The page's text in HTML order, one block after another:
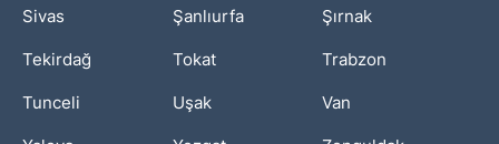
Sivas Şanlıurfa Şırnak
Tekirdağ Tokat Trabzon
Tunceli Uşak Van